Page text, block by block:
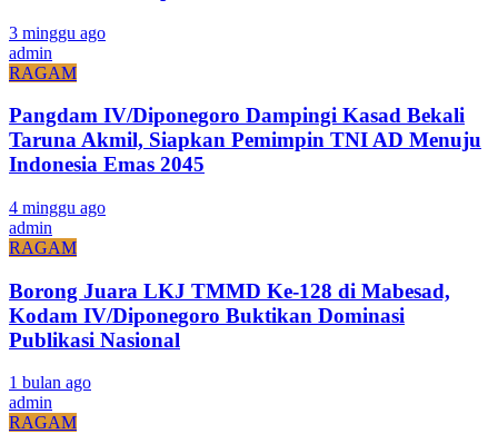
3 minggu ago
admin
RAGAM
Pangdam IV/Diponegoro Dampingi Kasad Bekali
Taruna Akmil, Siapkan Pemimpin TNI AD Menuju
Indonesia Emas 2045
4 minggu ago
admin
RAGAM
Borong Juara LKJ TMMD Ke-128 di Mabesad,
Kodam IV/Diponegoro Buktikan Dominasi
Publikasi Nasional
1 bulan ago
admin
RAGAM